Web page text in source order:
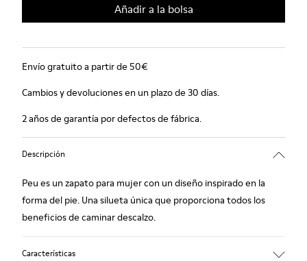
Añadir a la bolsa
Envío gratuito a partir de 50€
Cambios y devoluciones en un plazo de 30 días.
2 años de garantía por defectos de fábrica.
Descripción
Peu es un zapato para mujer con un diseño inspirado en la
forma del pie. Una silueta única que proporciona todos los
beneficios de caminar descalzo.
Características